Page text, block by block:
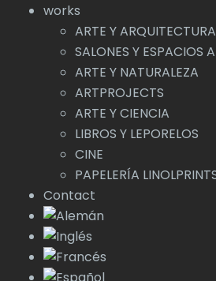
works
ARTE Y ARQUITECTURA
SALONES Y ESPACIOS
ARTE Y NATURALEZA
ARTPROJECTS
ARTE Y CIENCIA
LIBROS Y LEPORELOS
CINE
PAPELERÍA
Contact